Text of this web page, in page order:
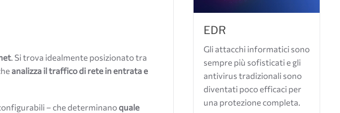
. Si trova idealmente posizionato tra
analizza il traffico di rete in entrata e
– che determinanoquale
EDR
Gli attacchi informatici sono
sempre più sofisticati e gli
antivirus tradizionali sono
diventati poco efficaci per
una protezione completa.